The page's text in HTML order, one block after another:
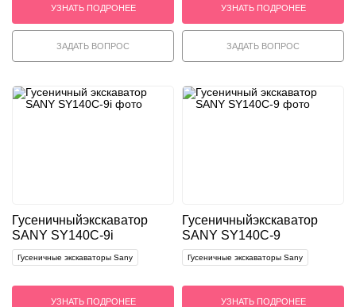
УЗНАТЬ ПОДРОНЕЕ
ЗАДАТЬ ВОПРОС
УЗНАТЬ ПОДРОНЕЕ
ЗАДАТЬ ВОПРОС
Гусеничныйэкскаватор
SANY SY140C-9i
Гусеничные экскаваторы Sany
УЗНАТЬ ПОДРОНЕЕ
Гусеничныйэкскаватор
SANY SY140C-9
Гусеничные экскаваторы Sany
УЗНАТЬ ПОДРОНЕЕ